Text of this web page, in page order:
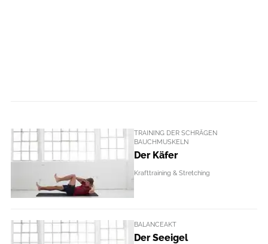
TRAINING DER SCHRÄGEN
BAUCHMUSKELN
Der Käfer
Krafttraining & Stretching
BALANCEAKT
Der Seeigel